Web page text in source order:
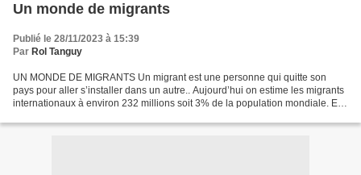
Un monde de migrants
Publié le 28/11/2023 à 15:39
Par Rol Tanguy
UN MONDE DE MIGRANTS Un migrant est une personne qui quitte son
pays pour aller s’installer dans un autre.. Aujourd’hui on estime les migrants
internationaux à environ 232 millions soit 3% de la population mondiale. En